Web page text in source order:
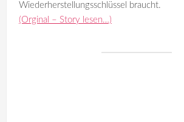
Wiederherstellungsschlüssel braucht.
(Orginal – Story lesen…)